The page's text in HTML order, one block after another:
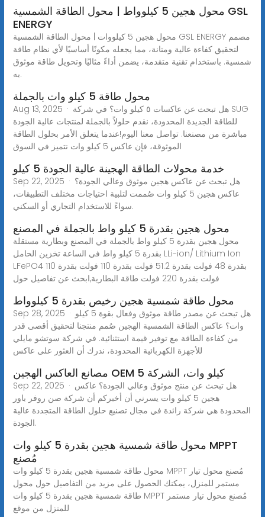
محول هجين 5 كيلوواط | محول الطاقة الشمسية GSL
ENERGY
محول هجين 5 كيلووات | محول الطاقة الشمسية GSL ENERGY مصمم
لتحقيق كفاءة عالية ومتانة، مما يجعله مكونًا أساسيًا لأي نظام طاقة
شمسية. باستخدام تقنية متقدمة، يضمن أداءً مثاليًا وتحويل طاقة موثوق
به.
محول طاقة 5 كيلو وات بالجملة
Aug 13, 2025 · هل تبحث عن عاكسات ٥ كيلو وات؟ في شركة SUG
للطاقة الجديدة المحدودة، نقدم حلولاً بالجملة لمنتجات عالية الجودة
مباشرة من مصنعنا. تواصل معنا اليوم!عندما يتعلق الأمر بحلول الطاقة
الموثوقة، فإن عاكس 5 كيلو وات نتميز في السوق
خدمة محولات الطاقة الهجينة عالية الجودة 5 كيلو
Sep 22, 2025 · هل تبحث عن عاكس هجين موثوق وعالي الجودة؟
عاكس هجين 5 كيلو وات صُممت لتلبية احتياجات مختلف التطبيقات،
سواءً للاستخدام التجاري أو السكني.
محول هجين بقدرة 5 كيلو واط بالجملة في المصنع
محول هجين بقدرة 5 كيلو واط بالجملة في المصنع وبطارية مستقلة
بقدرة 5 كيلو واط في الساعة تخزين الحامل LLi-ion/ Lithium Ion
LFePO4 بقدرة 48 فولت بقدرة 51.2 فولت بقدرة 110 فولت بقدرة 110
فولت بقدرة 220 فولت طاقة البطارية,ابحث عن تفاصيل حول
محول طاقة شمسية هجين رخيص بقدرة 5 كيلوواط
Sep 28, 2025 · هل تبحث عن مصدر طاقة موثوق وفعال بقوة 5 كيلو
وات؟ عاكس الطاقة الشمسية الهجين صُمم منتجنا لتحقيق أقصى قدر
من كفاءة الطاقة مع توفير قيمة استثنائية. في شركة سوتشو مايلي
للأجهزة الكهربائية المحدودة، ندرك أن العثور على عاكس
مصانع العاكس الهجين OEM 5 كيلو وات، الشركة
Sep 22, 2025 · هل تبحث عن منتج موثوق وعالي الجودة؟ عاكس
هجين 5 كيلو وات يسرني أن أخبركم أن شركة صن روفر باور
المحدودة هي شركة رائدة في مجال تصنيع حلول الطاقة المتجددة عالية
الجودة.
محول طاقة شمسية هجين بقدرة 5 كيلو وات MPPT
مُصنع
محول طاقة شمسية هجين بقدرة 5 كيلو وات MPPT مُصنع محول تيار
مستمر للمنزل، يمكنك الحصول على مزيد من التفاصيل حول محول
طاقة شمسية هجين بقدرة 5 كيلو وات MPPT مُصنع محول تيار مستمر
للمنزل من موقع